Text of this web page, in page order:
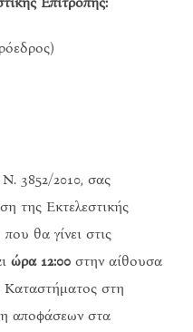
3852/2010, σας
της Εκτελεστικής
θα γίνει στις
ώρα 12:00 στην αίθουσα
Καταστήματος στη
αποφάσεων στα